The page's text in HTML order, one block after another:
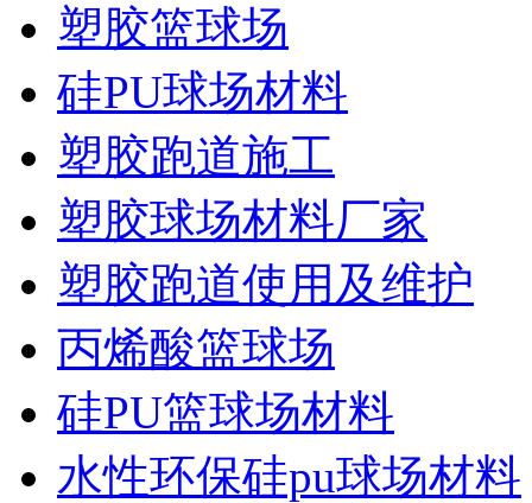
塑胶篮球场
硅PU球场材料
塑胶跑道施工
塑胶球场材料厂家
塑胶跑道使用及维护
丙烯酸篮球场
硅PU篮球场材料
水性环保硅pu球场材料